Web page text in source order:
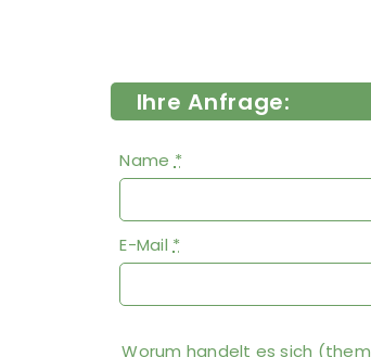
Ihre Anfrage:
Name*
E-Mail*
Worum handelt es sich